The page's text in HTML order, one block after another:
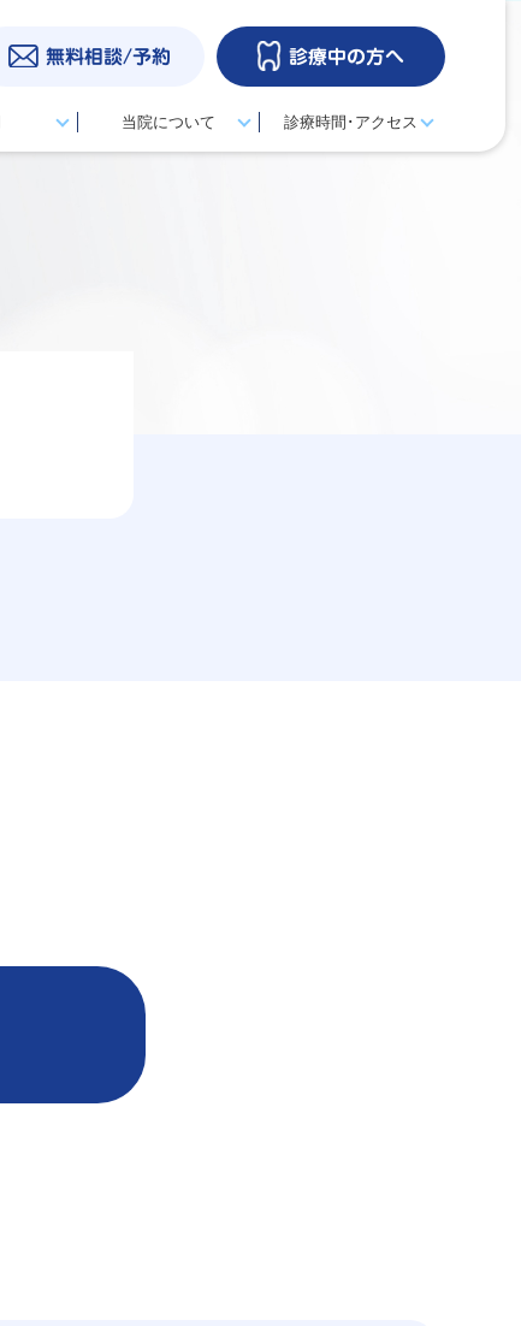
無料相談/予約 診療中の方へ
当院について 診療時間･アクセス